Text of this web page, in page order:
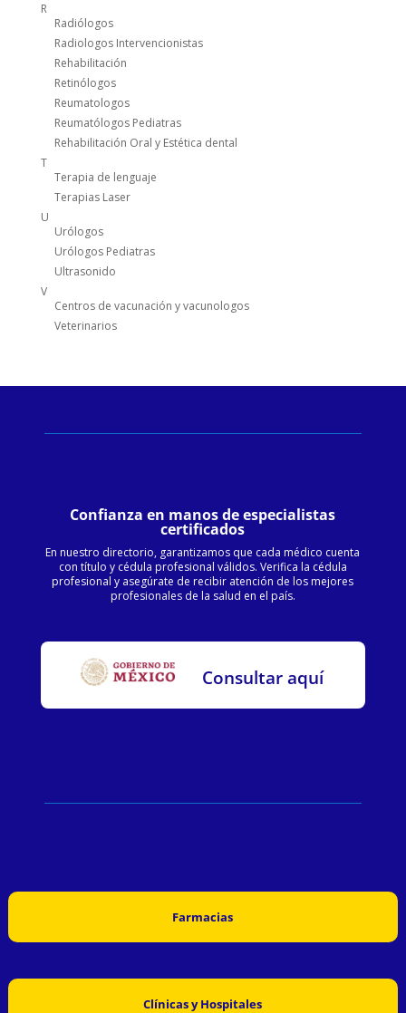
R
Radiólogos
Radiologos Intervencionistas
Rehabilitación
Retinólogos
Reumatologos
Reumatólogos Pediatras
Rehabilitación Oral y Estética dental
T
Terapia de lenguaje
Terapias Laser
U
Urólogos
Urólogos Pediatras
Ultrasonido
V
Centros de vacunación y vacunologos
Veterinarios
Confianza en manos de especialistas
certificados
En nuestro directorio, garantizamos que cada médico cuenta
con título y cédula profesional válidos. Verifica la cédula
profesional y asegúrate de recibir atención de los mejores
profesionales de la salud en el país.
Consultar aquí
Farmacias
Clínicas y Hospitales